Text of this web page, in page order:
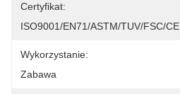
Certyfikat:
ISO9001/EN71/ASTM/TUV/FSC/CE
Wykorzystanie:
Zabawa